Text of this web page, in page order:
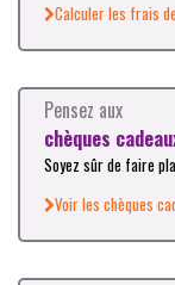
Calculer les frais
Pensez aux
chèques
Soyez sûr de faire
Voir les chèques